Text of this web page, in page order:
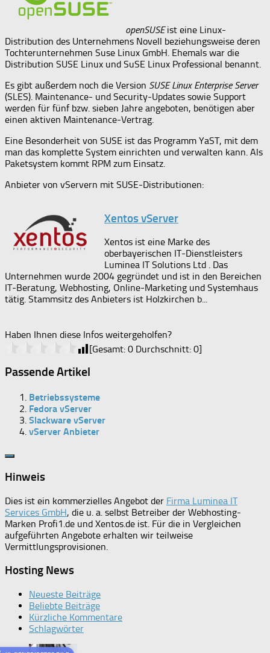
openSUSEist eine Linux-
Distribution des Unternehmens Novell beziehungsweise deren
Tochterunternehmen Suse Linux GmbH. Ehemals war die
Distribution SUSE Linux und SuSE Linux Professional benannt.
Es gibt außerdem noch die Version SUSE Linux Enterprise Server
(SLES). Maintenance- und Security-Updates sowie Support
werden für fünf bzw. sieben Jahre angeboten, benötigen aber
einen aktiven Maintenance-Vertrag.
Eine Besonderheit von SUSE ist das Programm YaST, mit dem
man das komplette System einrichten und verwalten kann. Als
Paketsystem kommt RPM zum Einsatz.
Anbieter von vServern mit SUSE-Distributionen:
Xentos vServer
Xentos ist eine Marke des
oberbayerischen IT-Dienstleisters
Luminea IT Solutions Ltd . Das
Unternehmen wurde 2004 gegründet und ist in den Bereichen
IT-Beratung, Webhosting, Online-Marketing und Systemhaus
tätig. Stammsitz des Anbieters ist Holzkirchen b...
Haben Ihnen diese Infos weitergeholfen?
[Gesamt: 0 Durchschnitt: 0]
Passende Artikel
Betriebssysteme
Fedora vServer
Slackware vServer
vServer Anbieter
Hinweis
Dies ist ein kommerzielles Angebot der Firma Luminea IT
Services GmbH, die u. a. selbst Betreiber der Webhosting-
Marken Profi1.de und Xentos.de ist. Für die in Vergleichen
aufgeführten Angebote erhalten wir teilweise
Vermittlungsprovisionen.
Hosting News
Neueste Beiträge
Beliebte Beiträge
Kürzliche Kommentare
Schlagwörter